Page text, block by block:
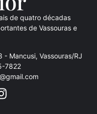
de quatro décadas
de Vassouras e
- Mancusi, Vassouras/RJ
7822